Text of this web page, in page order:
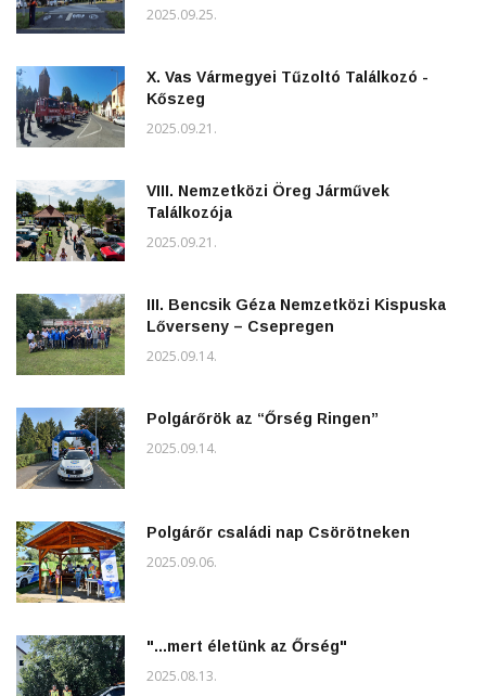
2025.09.25.
X. Vas Vármegyei Tűzoltó Találkozó -
Kőszeg
2025.09.21.
VIII. Nemzetközi Öreg Járművek
Találkozója
2025.09.21.
III. Bencsik Géza Nemzetközi Kispuska
Lőverseny – Csepregen
2025.09.14.
Polgárőrök az “Őrség Ringen”
2025.09.14.
Polgárőr családi nap Csörötneken
2025.09.06.
"...mert életünk az Őrség"
2025.08.13.